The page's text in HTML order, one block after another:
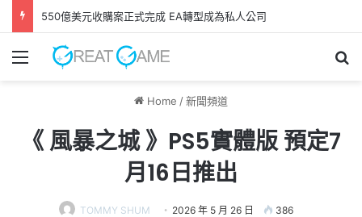
550億美元收購案正式完成 EA轉型成為私人公司
Menu
Home /新聞頻道
《 風暴之城 》PS5實體版 預定7
月16日推出
TOMMY SHUM 2026 年 5 月 26 日 386